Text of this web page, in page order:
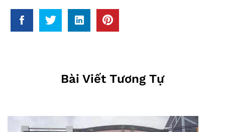
Bài Viết Tương Tự